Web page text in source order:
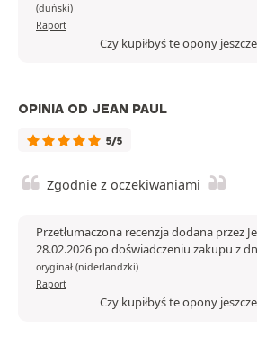
(duński)
Raport
Czy kupiłbyś te opony
OPINIA OD JEAN PAUL
5/5
Zgodnie z oczekiwaniami
Przetłumaczona recenzja dodana przez
28.02.2026 po doświadczeniu zakupu z
oryginał (niderlandzki)
Raport
Czy kupiłbyś te opony